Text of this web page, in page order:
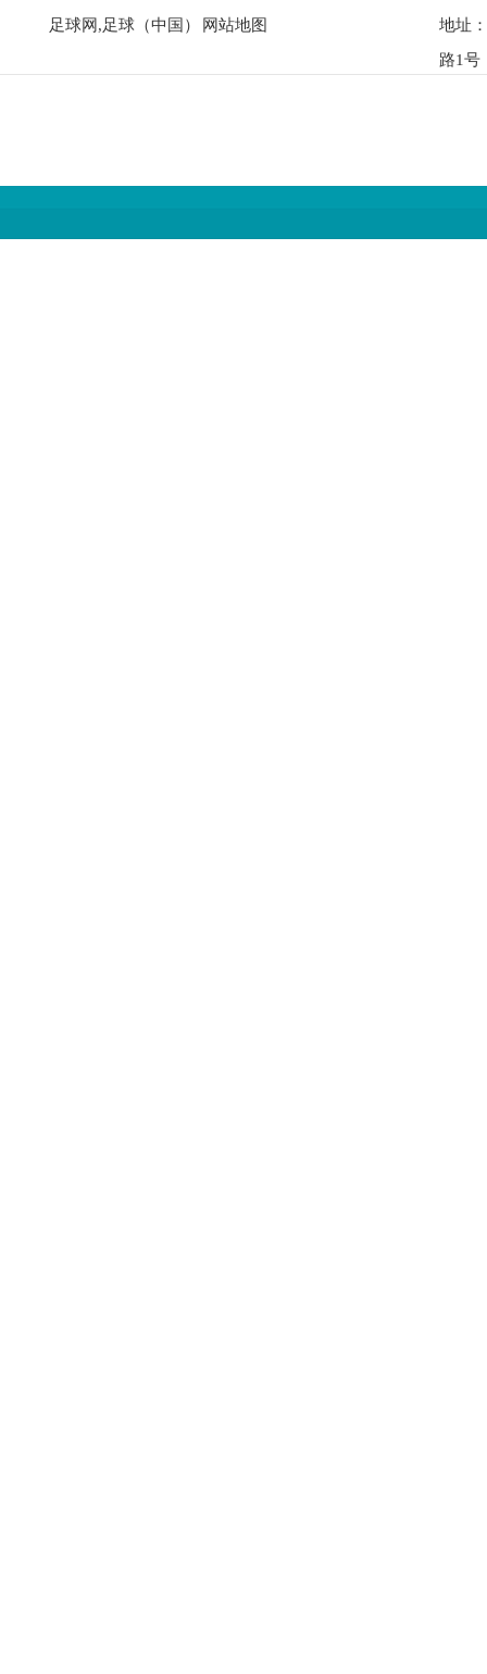
足球网,足球（中国）
网站地图
地址
路1号